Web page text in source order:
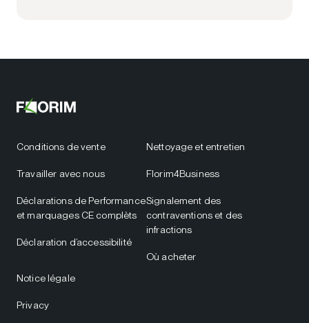
Conditions de vente
Travailler avec nous
Déclarations de Performance
et marquages CE complèts
Déclaration d’accessibilité
Nettoyage et entretien
Florim4Business
Signalement des
contraventions et des
infractions
Où acheter
Notice légale
Privacy